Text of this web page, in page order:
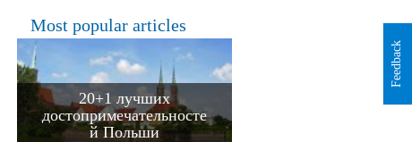
Most popular articles
20+1 лучших
достопримечательносте
й Польши
Feedback